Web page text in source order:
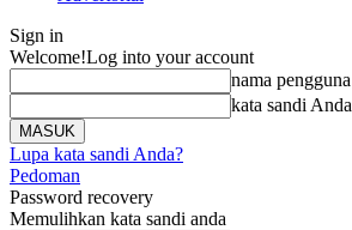
Sign in
Welcome!Log into your account
nama pengguna
kata sandi Anda
Lupa kata sandi Anda?
Pedoman
Password recovery
Memulihkan kata sandi anda